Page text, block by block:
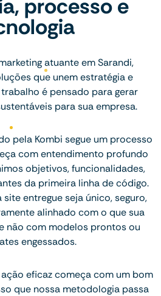
processo e
atuante em Sarandi,
que unem estratégia e
é pensado para gerar
para sua empresa.
pela Kombi segue um processo
com entendimento profundo
objetivos, funcionalidades,
da primeira linha de código.
entregue seja único, seguro,
alinhado com o que sua
não com modelos prontos ou
engessados.
eficaz começa com um bom
que nossa metodologia passa